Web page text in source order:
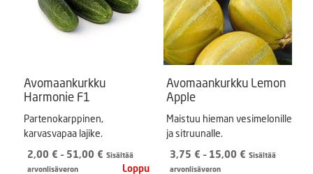
Avomaankurkku
Harmonie F1
Partenokarppinen,
karvasvapaa lajike.
2,00 € – 51,00 € Hintaluokka:
2,00 €
Sisältää
arvonlisäveron
Avomaankurkku Lemon
Apple
Maistuu hieman vesimelonille
ja sitruunalle.
3,75 € – 15,00 € Hintaluokka:
Sisältää
arvonlisäveron